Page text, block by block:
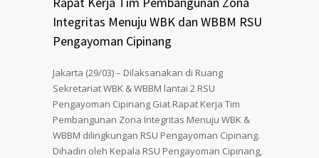
Integritas Menuju WBK dan WBBM RSU
Pengayoman Cipinang
Jakarta (29/03) – Dilaksanakan di Ruang
Sekretariat WBK & WBBM lantai 2 RSU
Pengayoman Cipinang Giat Rapat Kerja Tim
Pembangunan Zona Integritas Menuju WBK &
WBBM dilingkungan RSU Pengayoman Cipinang.
Dihadiri oleh Kepala RSU Pengayoman Cipinang,